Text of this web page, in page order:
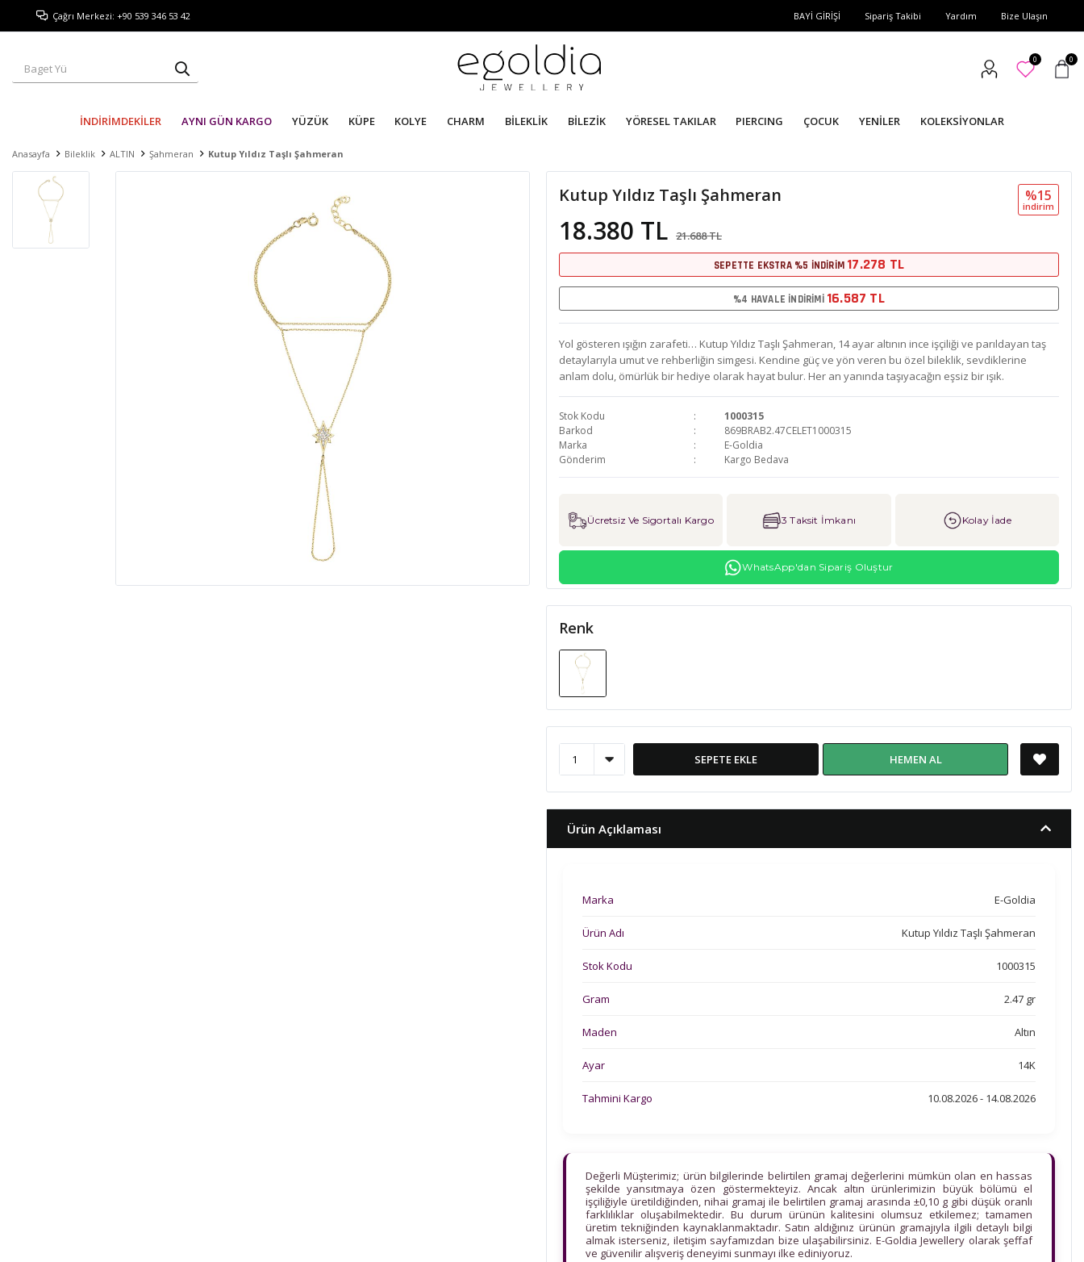
Çağrı Merkezi: +90 539 346 53 42 BAYİ GİRİŞİ Sipariş Takibi Yardım Bize Ulaşın
0 0
İNDİRİMDEKİLER AYNI GÜN KARGO YÜZÜK KÜPE KOLYE CHARM BİLEKLİK BİLEZİK YÖRESEL TAKILAR PIERCING ÇOCUK YENİLER KOLEKSİYONLAR
Anasayfa Bileklik ALTIN Şahmeran Kutup Yıldız Taşlı Şahmeran
Kutup Yıldız Taşlı Şahmeran
18.380 TL 21.688 TL
%15
i̇ndi̇ri̇m
SEPETTE EKSTRA %5 İNDİRİM 17.278 TL
%4 HAVALE İNDİRİMİ 16.587 TL
Yol gösteren ışığın zarafeti… Kutup Yıldız Taşlı Şahmeran, 14 ayar altının ince işçiliği ve parıldayan taş
detaylarıyla umut ve rehberliğin simgesi. Kendine güç ve yön veren bu özel bileklik, sevdiklerine
anlam dolu, ömürlük bir hediye olarak hayat bulur. Her an yanında taşıyacağın eşsiz bir ışık.
Stok Kodu
1000315
Barkod
869BRAB2.47CELET1000315
Marka
E-Goldia
Gönderim
Kargo Bedava
Ücretsiz Ve Sigortalı Kargo 3 Taksit İmkanı Kolay İade
WhatsApp'dan Sipariş Oluştur
Renk
SEPETE EKLE HEMEN AL
Ürün Açıklaması
Marka E-Goldia
Ürün Adı Kutup Yıldız Taşlı Şahmeran
Stok Kodu 1000315
Gram 2.47 gr
Maden Altın
Ayar 14K
Tahmini Kargo 10.08.2026 - 14.08.2026
Değerli Müşterimiz; ürün bilgilerinde belirtilen gramaj değerlerini mümkün olan en hassas
şekilde yansıtmaya özen göstermekteyiz. Ancak altın ürünlerimizin büyük bölümü el
işçiliğiyle üretildiğinden, nihai gramaj ile belirtilen gramaj arasında ±0,10 g gibi düşük oranlı
farklılıklar oluşabilmektedir. Bu durum ürünün kalitesini olumsuz etkilemez; tamamen
üretim tekniğinden kaynaklanmaktadır. Satın aldığınız ürünün gramajıyla ilgili detaylı bilgi
almak isterseniz, iletişim sayfamızdan bize ulaşabilirsiniz. E-Goldia Jewellery olarak şeffaf
ve güvenilir alışveriş deneyimi sunmayı ilke ediniyoruz.